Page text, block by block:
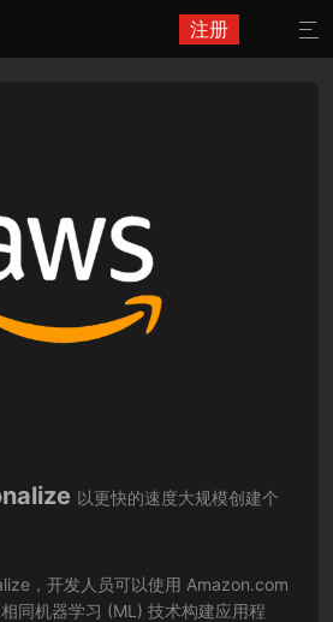
注册 
以更快的速度大规模创建个
，开发人员可以使用 Amazon.com
同机器学习 (ML) 技术构建应用程